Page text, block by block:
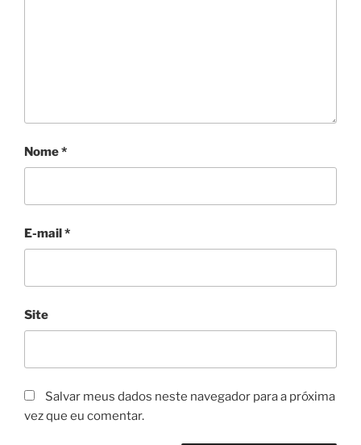
Nome*
E-mail*
Site
Salvar meus dados neste navegador para a próxima
vez que eu comentar.